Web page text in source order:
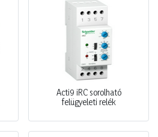
Acti9 iRC sorolható
felügyeleti relék